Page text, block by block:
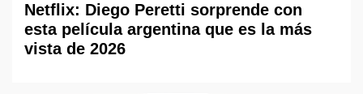
Netflix: Diego Peretti sorprende con
esta película argentina que es la más
vista de 2026